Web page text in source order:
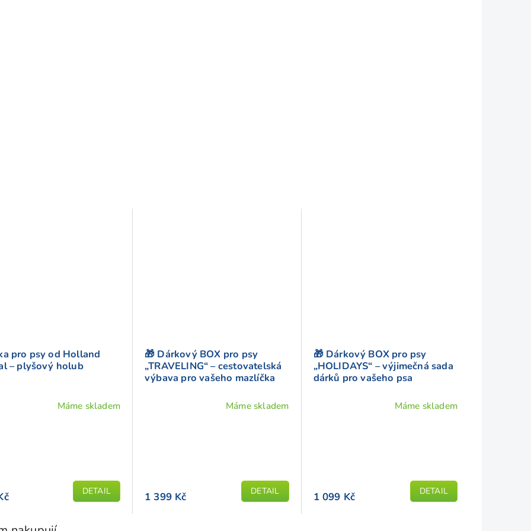
pro psy od Holland
– plyšový holub
Máme skladem
DETAIL
🎁 Dárkový BOX pro psy
„TRAVELING“ – cestovatelská
výbava pro vašeho mazlíčka
Máme skladem
1 399 Kč DETAIL
🎁 Dárkový BOX pro psy
„HOLIDAYS“ – výjimečná sada
dárků pro vašeho psa
Máme skladem
1 099 Kč DETAIL